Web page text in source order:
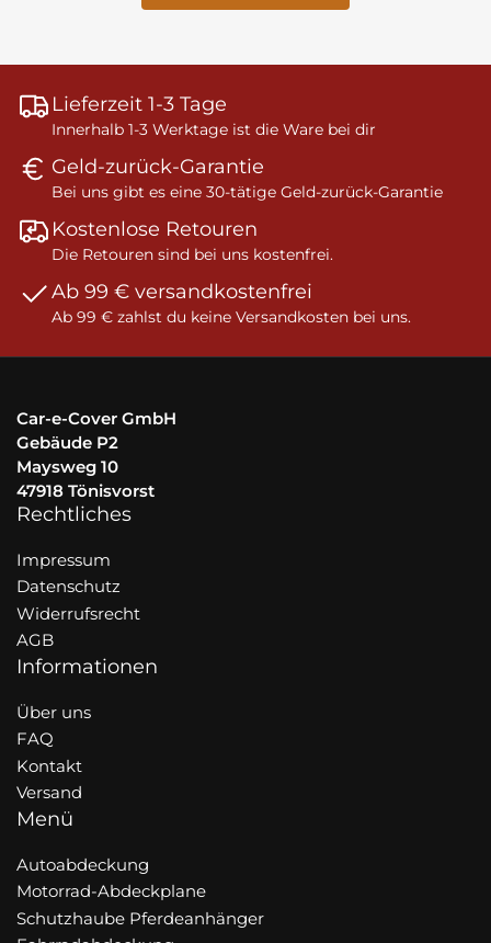
Lieferzeit 1-3 Tage
Innerhalb 1-3 Werktage ist die Ware bei dir
Geld-zurück-Garantie
Bei uns gibt es eine 30-tätige Geld-zurück-Garantie
Kostenlose Retouren
Die Retouren sind bei uns kostenfrei.
Ab 99 € versandkostenfrei
Ab 99 € zahlst du keine Versandkosten bei uns.
Car-e-Cover GmbH
Gebäude P2
Maysweg 10
47918 Tönisvorst
Rechtliches
Impressum
Datenschutz
Widerrufsrecht
AGB
Informationen
Über uns
FAQ
Kontakt
Versand
Menü
Autoabdeckung
Motorrad-Abdeckplane
Schutzhaube Pferdeanhänger